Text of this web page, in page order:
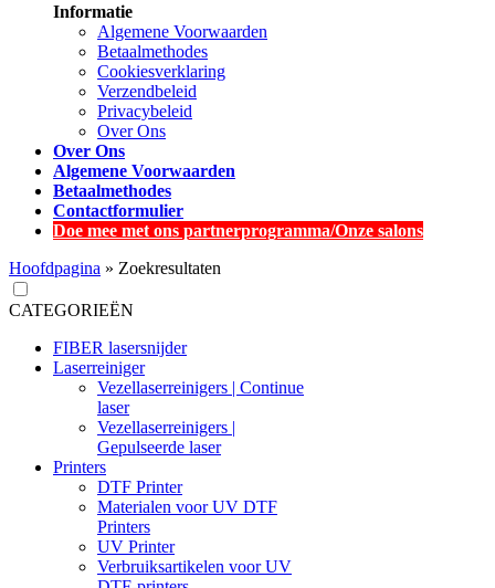
Informatie
Algemene Voorwaarden
Betaalmethodes
Cookiesverklaring
Verzendbeleid
Privacybeleid
Over Ons
Over Ons
Algemene Voorwaarden
Betaalmethodes
Contactformulier
Doe mee met ons partnerprogramma/Onze salons
Hoofdpagina » Zoekresultaten
CATEGORIEËN
FIBER lasersnijder
Laserreiniger
Vezellaserreinigers | Continue
laser
Vezellaserreinigers |
Gepulseerde laser
Printers
DTF Printer
Materialen voor UV DTF
Printers
UV Printer
Verbruiksartikelen voor UV